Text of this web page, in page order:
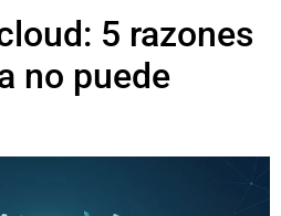
5 razones
no puede